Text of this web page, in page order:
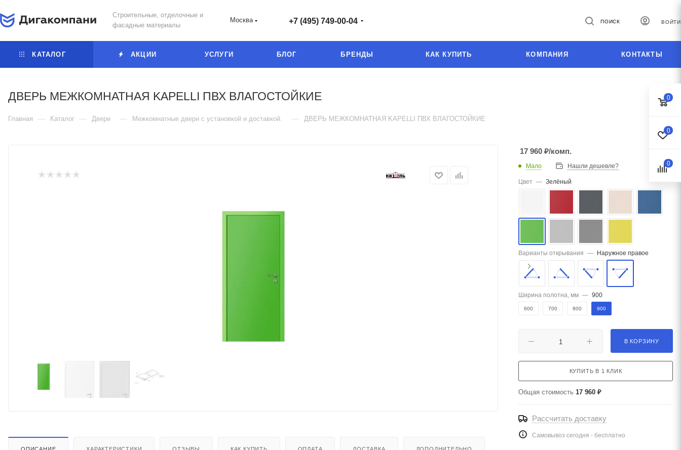
Строительные, отделочные и
фасадные материалы
Москва +7 (495) 749-00-04 ПОИСК ВОЙТИ
КАТАЛОГ АКЦИИ УСЛУГИ БЛОГ БРЕНДЫ КАК КУПИТЬ КОМПАНИЯ КОНТАКТЫ
ДВЕРЬ МЕЖКОМНАТНАЯ KAPELLI ПВХ ВЛАГОСТОЙКИЕ
Главная — Каталог — Двери — Межкомнатные двери с установкой и доставкой. — ДВЕРЬ МЕЖКОМНАТНАЯ KAPELLI ПВХ ВЛАГОСТОЙКИЕ
17 960 ₽/комп.
Мало Нашли дешевле?
Цвет — Зелёный
Варианты открывания — Наружное правое
Ширина полотна, мм — 900
600 700 800 900
В КОРЗИНУ
КУПИТЬ В 1 КЛИК
Общая стоимость 17 960 ₽
Рассчитать доставку
Самовывоз сегодня - бесплатно
0
0
0